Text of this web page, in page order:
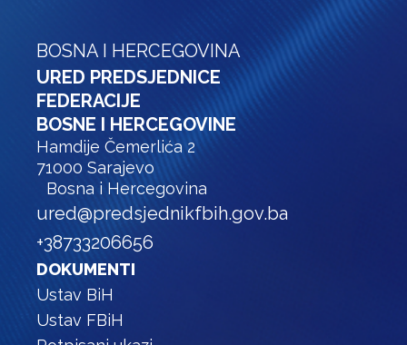
BOSNA I HERCEGOVINA
URED PREDSJEDNICE
FEDERACIJE
BOSNE I HERCEGOVINE
Hamdije Čemerlića 2
71000 Sarajevo
Bosna i Hercegovina
ured@predsjednikfbih.gov.ba
+38733206656
DOKUMENTI
Ustav BiH
Ustav FBiH